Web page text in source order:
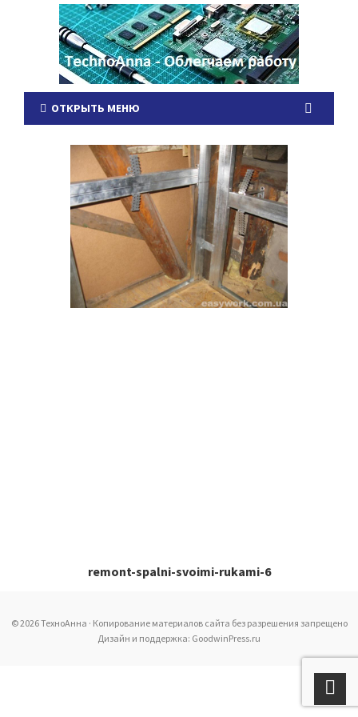
ОТКРЫТЬ МЕНЮ
remont-spalni-svoimi-rukami-6
© 2026 ТехноАнна · Копирование материалов сайта без разрешения запрещено
Дизайн и поддержка: GoodwinPress.ru